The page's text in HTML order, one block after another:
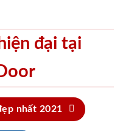
đại tại
nhất 2021